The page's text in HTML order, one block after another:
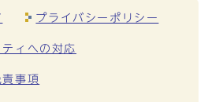
プライバシーポリシー
ィへの対応
事項